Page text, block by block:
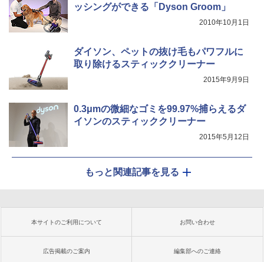
ッシングができる「Dyson Groom」
2010年10月1日
ダイソン、ペットの抜け毛もパワフルに
取り除けるスティッククリーナー
2015年9月9日
0.3μmの微細なゴミを99.97%捕らえるダ
イソンのスティッククリーナー
2015年5月12日
もっと関連記事を見る
本サイトのご利用について お問い合わせ
広告掲載のご案内 編集部へのご連絡